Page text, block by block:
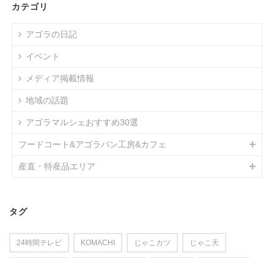
カテゴリ
アゴラの日記
イベント
メディア掲載情報
地域の話題
アゴラマルシェおすすめ30選
フードコート&アゴラパン工房&カフェ
産直・特産品エリア
タグ
24時間テレビ KOMACHI じゃこカツ じゃこ天